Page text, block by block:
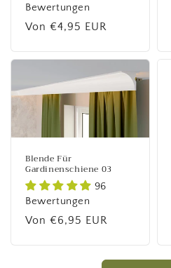
Bewertungen
Normaler
Von €4,95 EUR
Blende Für
Gardinenschiene 03
96
Bewertungen
Normaler
Von €6,95 EUR